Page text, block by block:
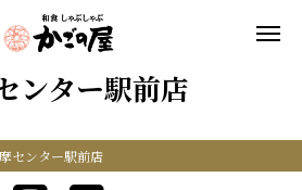
ンター駅前店
センター駅前店